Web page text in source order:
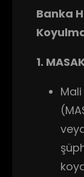
Banka
1.